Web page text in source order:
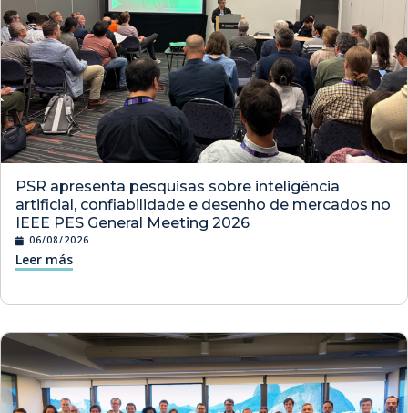
PSR apresenta pesquisas sobre inteligência
artificial, confiabilidade e desenho de mercados no
IEEE PES General Meeting 2026
06/08/2026
Leer más